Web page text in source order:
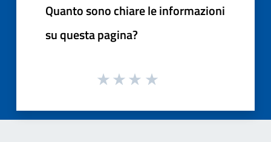
Quanto sono chiare le informazioni
su questa pagina?